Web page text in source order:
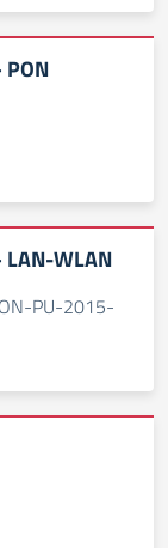
WLAN
PU-2015-